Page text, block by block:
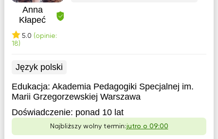
Anna
Kłapeć
5.0 (opinie:
18)
Język polski
Edukacja: Akademia Pedagogiki Specjalnej im.
Marii Grzegorzewskiej Warszawa
Doświadczenie: ponad 10 lat
Najbliższy wolny termin:jutro o 09:00